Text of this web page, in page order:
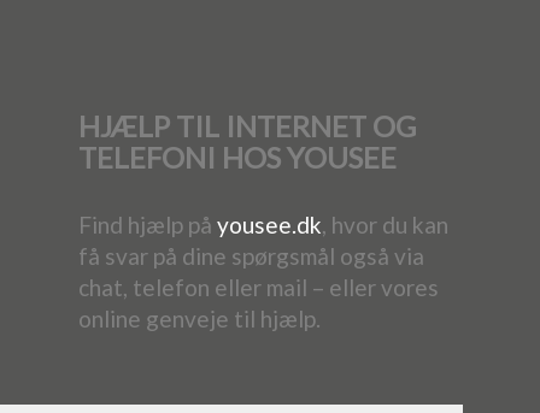
HJÆLP TIL INTERNET OG
TELEFONI HOS YOUSEE
Find hjælp på yousee.dk, hvor du kan
få svar på dine spørgsmål også via
chat, telefon eller mail – eller vores
online genveje til hjælp.